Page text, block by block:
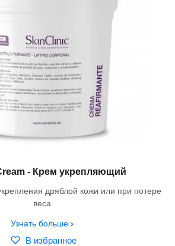
- Крем укрепляющий
дряблой кожи или при потере
веса
Узнать больше
В избранное